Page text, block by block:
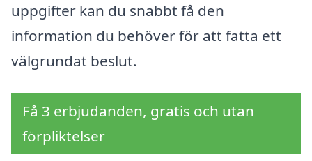
uppgifter kan du snabbt få den
information du behöver för att fatta ett
välgrundat beslut.
Få 3 erbjudanden, gratis och utan
förpliktelser